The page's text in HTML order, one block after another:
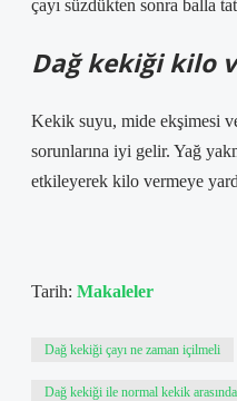
çayı süzdükten sonra balla
Dağ kekiği kilo
Kekik suyu, mide ekşimesi
sorunlarına iyi gelir. Yağ
etkileyerek kilo vermeye
Tarih: Makaleler
Dağ kekiği çayı ne zaman içilmeli
Dağ kekiği ile normal kekik